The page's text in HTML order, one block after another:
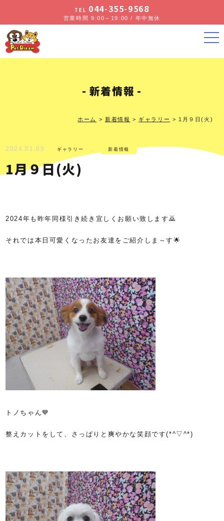
TEL 044-355-9568
営業時間 9:00～19:00 / 年中無休
新着情報
ホーム > 新着情報 > ギャラリー > 1月９日(火)
2024.01.09 ギャラリー 新着情報
1月９日(火)
2024年も昨年同様引き続き宜しくお願い致します🙇
それでは本日可愛くなったお友達をご紹介しま～す🌟
トノちゃん💙
整えカットをして、さっぱりと爽やかな笑顔です(*^▽^*)